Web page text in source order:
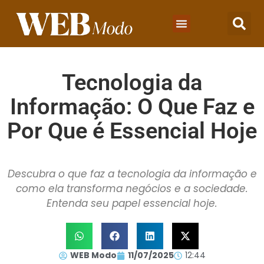
Tecnologia da
Informação: O Que Faz e
Por Que é Essencial Hoje
Descubra o que faz a tecnologia da informação e
como ela transforma negócios e a sociedade.
Entenda seu papel essencial hoje.
WEB Modo 11/07/2025 12:44